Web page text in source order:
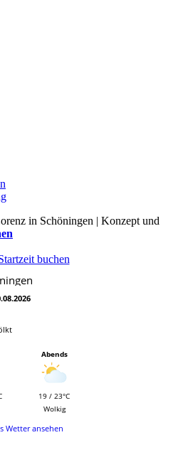
in Schöningen | Konzept und
buchen
Abends
19 / 23°C
Wolkig
Wetter ansehen